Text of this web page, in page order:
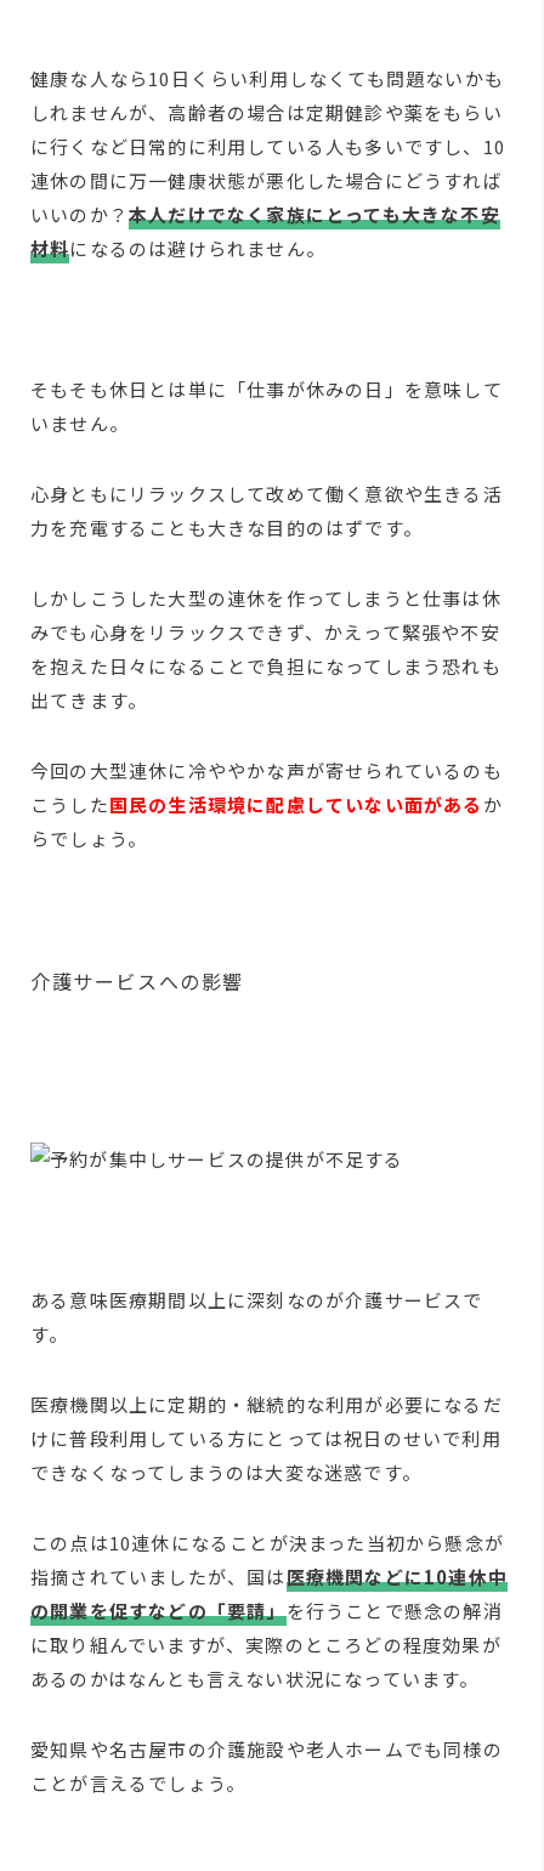
健康な人なら10日くらい利用しなくても問題ないかも
しれませんが、高齢者の場合は定期健診や薬をもらい
に行くなど日常的に利用している人も多いですし、10
連休の間に万一健康状態が悪化した場合にどうすれば
いいのか？ 本人だけでなく家族にとっても大きな不安
材料になるのは避けられません。
そもそも休日とは単に「仕事が休みの日」を意味して
いません。
心身ともにリラックスして改めて働く意欲や生きる活
力を充電することも大きな目的のはずです。
しかしこうした大型の連休を作ってしまうと仕事は休
みでも心身をリラックスできず、かえって緊張や不安
を抱えた日々になることで負担になってしまう恐れも
出てきます。
今回の大型連休に冷ややかな声が寄せられているのも
こうした国民の生活環境に配慮していない面がある か
らでしょう。
介護サービスへの影響
ある意味医療期間以上に深刻なのが介護サービスで
す。
医療機関以上に定期的・継続的な利用が必要になるだ
けに普段利用している方にとっては祝日のせいで利用
できなくなってしまうのは大変な迷惑です。
この点は10連休になることが決まった当初から懸念が
指摘されていましたが、国は医療機関などに10連休中
の開業を促すなどの「要請」を行うことで懸念の解消
に取り組んでいますが、実際のところどの程度効果が
あるのかはなんとも言えない状況になっています。
愛知県や名古屋市の介護施設や老人ホームでも同様の
ことが言えるでしょう。